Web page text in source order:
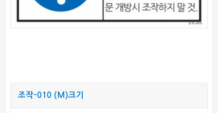
조작-010 (M)크기